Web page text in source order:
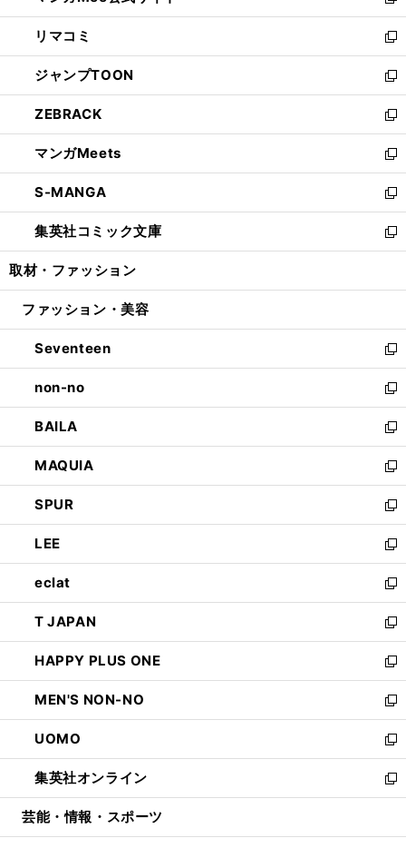
ウ
で
開
く
ン
ド
ウ
で
開
く
ウ
ィ
ン
ド
ウ
で
開
く
し
い
ウ
ィ
ン
ド
ウ
で
開
く
リマコミ
新
し
い
ウ
ィ
ン
ド
ウ
で
開
く
ジャンプTOON
新
し
い
ウ
ィ
ン
ド
ウ
で
開
ZEBRACK
新
し
い
ウ
ィ
ン
ド
ウ
開
マンガMeets
新
し
い
ウ
ィ
ン
ウ
開
く
S-MANGA
新
し
い
ウ
ン
ウ
で
開
く
集英社コミック文庫
新
し
ウ
ン
ド
ウ
で
開
く
取材・ファッション
ファッション・美容
Seventeen
新
し
い
ウ
ィ
ン
ド
ウ
で
開
く
non-no
新
し
い
ウ
ィ
ン
ド
ウ
で
開
く
BAILA
新
し
い
ウ
ィ
ン
ド
ウ
で
開
く
MAQUIA
新
し
い
ウ
ィ
ン
ド
ウ
で
開
く
SPUR
新
し
い
ウ
ィ
ン
ド
ウ
で
開
く
LEE
新
し
い
ウ
ィ
ン
ド
ウ
で
開
く
eclat
新
し
い
ウ
ィ
ン
ド
ウ
で
開
く
T JAPAN
新
し
い
ウ
ィ
ン
ド
ウ
で
開
HAPPY PLUS ONE
新
し
い
ウ
ィ
ン
ド
ウ
開
MEN'S NON-NO
新
し
い
ウ
ィ
ン
ウ
UOMO
新
し
い
ウ
ン
集英社オンライン
新
し
ウ
芸能・情報・スポーツ